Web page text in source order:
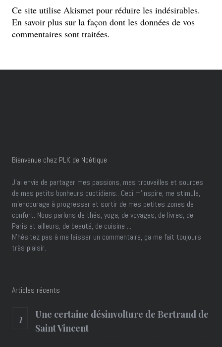
Ce site utilise Akismet pour réduire les indésirables.
En savoir plus sur la façon dont les données de vos
commentaires sont traitées.
Bienvenue chez PLK de Noétique
J’ai envie de partager mes passions, mes trouvailles et sources
de mes petits bonheurs quotidiens.. Ceci m'inspire, me stimule,
m'encourage à progresser et sortir de mes petites zones de
confort. Nous parlons de thés, yoga, de voyages, de livres, de
Paris et ailleurs, de beauté, de cuisine ...
N'hésitez pas à me laisser un commentaire, ça me fait toujours
très plaisir.
Articles récents
Une certaine désinvolture de Bertrand de
Saint Vincent